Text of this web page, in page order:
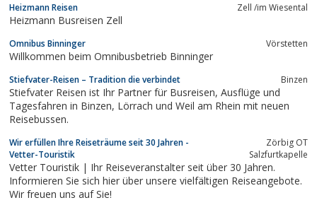
Heizmann Reisen Zell /im Wiesental
Heizmann Busreisen Zell
Omnibus Binninger Vörstetten
Willkommen beim Omnibusbetrieb Binninger
Stiefvater-Reisen – Tradition die verbindet Binzen
Stiefvater Reisen ist Ihr Partner für Busreisen, Ausflüge und
Tagesfahren in Binzen, Lörrach und Weil am Rhein mit neuen
Reisebussen.
Wir erfüllen Ihre Reiseträume seit 30 Jahren -
Vetter-Touristik
Zörbig OT
Salzfurtkapelle
Vetter Touristik | Ihr Reiseveranstalter seit über 30 Jahren.
Informieren Sie sich hier über unsere vielfältigen Reiseangebote.
Wir freuen uns auf Sie!